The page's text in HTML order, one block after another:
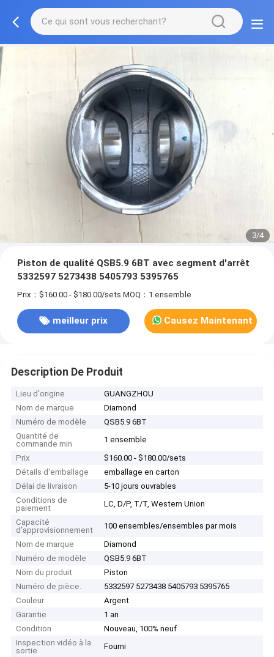
3/4
Piston de qualité QSB5.9 6BT avec segment d'arrêt
5332597 5273438 5405793 5395765
Prix：$160.00 - $180.00/sets MOQ：1 ensemble
meilleur prix Causez Maintenant
Description De Produit
Lieu d'origine
GUANGZHOU
Nom de marque
Diamond
Numéro de modèle
QSB5.9 6BT
Quantité de
commande min
1 ensemble
Prix
$160.00 - $180.00/sets
Détails d'emballage
emballage en carton
Délai de livraison
5-10 jours ouvrables
Conditions de
paiement
LC, D/P, T/T, Western Union
Capacité
d'approvisionnement
100 ensembles/ensembles par mois
Nom de marque
Diamond
Numéro de modèle
QSB5.9 6BT
Nom du produit
Piston
Numéro de pièce.
5332597 5273438 5405793 5395765
Couleur
Argent
Garantie
1 an
Condition
Nouveau, 100% neuf
Inspection vidéo à la
sortie
Fourni